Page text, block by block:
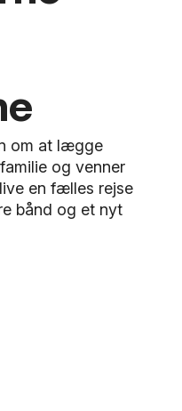
om at lægge
og venner
en fælles rejse
bånd og et nyt